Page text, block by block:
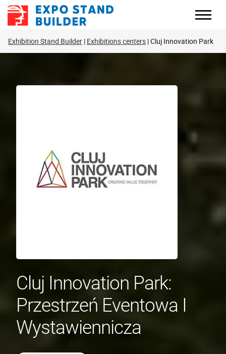
Skip
Exhibition Stand Builder Exhibitions centers Cluj Innovation Park
Cluj Innovation Park:
Przestrzeń Eventowa I
Wystawiennicza